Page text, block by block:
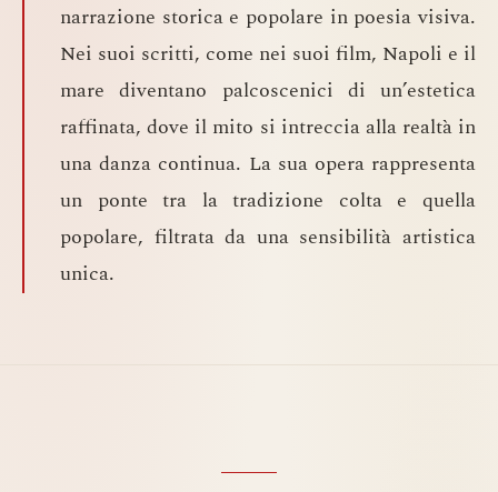
narrazione storica e popolare in poesia visiva.
Nei suoi scritti, come nei suoi film, Napoli e il
mare diventano palcoscenici di un’estetica
raffinata, dove il mito si intreccia alla realtà in
una danza continua. La sua opera rappresenta
un ponte tra la tradizione colta e quella
popolare, filtrata da una sensibilità artistica
unica.